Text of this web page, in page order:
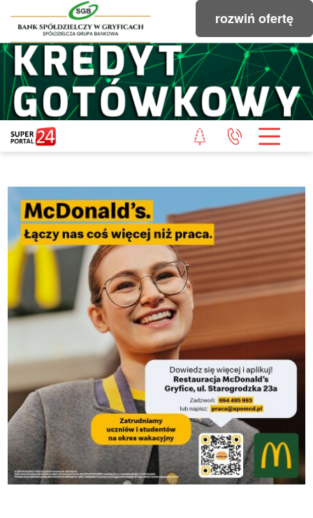
rozwiń ofertę
STRONA GŁÓWNA
POWIAT GRYFICKI
WIADOMOŚCI Z LASU
STUDIO SUPERPORTALU
KONTAKT
REDAKCJA
REGULAMIN